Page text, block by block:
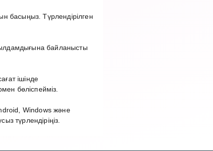
басыңыз. Түрлендірілген
байланысты
ішінде
бөліспейміз.
Windows және
түрлендіріңіз.